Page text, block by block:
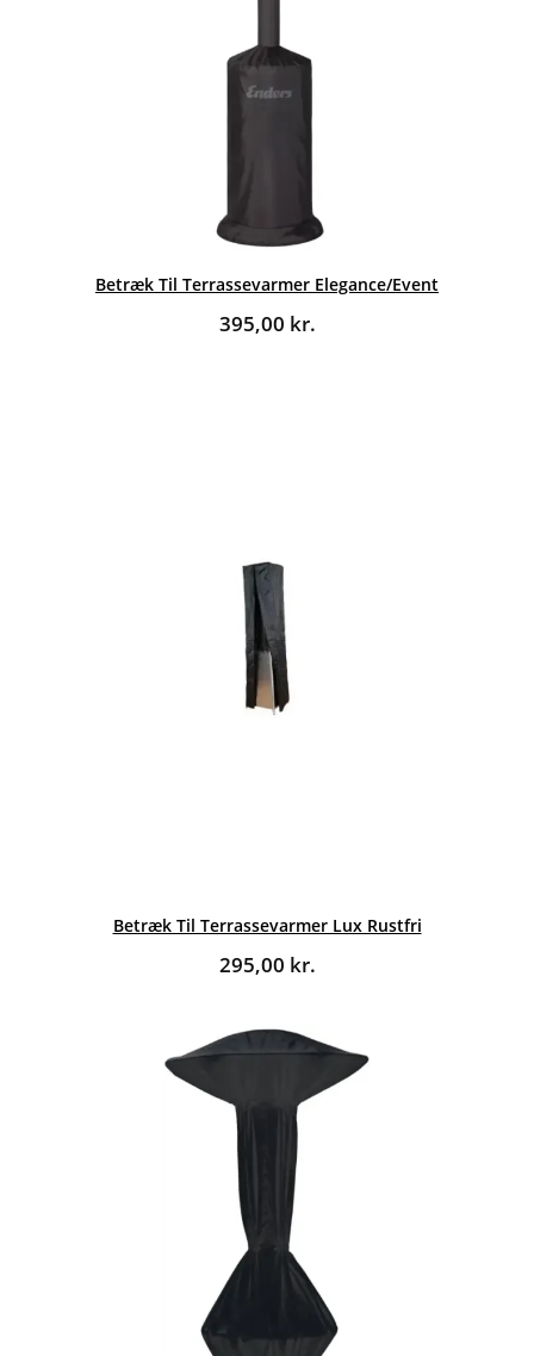
Betræk Til Terrassevarmer Elegance/Event
395,00 kr.
Betræk Til Terrassevarmer Lux Rustfri
295,00 kr.